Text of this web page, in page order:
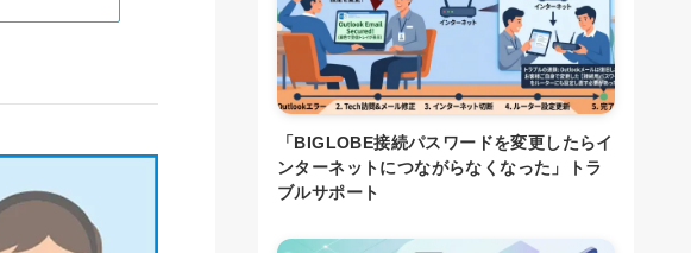
「BIGLOBE接続パスワードを変更したらイ
ンターネットにつながらなくなった」トラ
ブルサポート